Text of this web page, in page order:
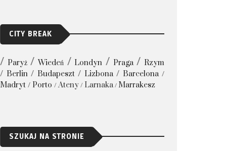
CITY BREAK
Paryż Wiedeń Londyn Praga
Rzym
Berlin
Budapeszt Lizbona
Barcelona
Madryt
Porto Ateny Larnaka Marrakesz
SZUKAJ NA STRONIE